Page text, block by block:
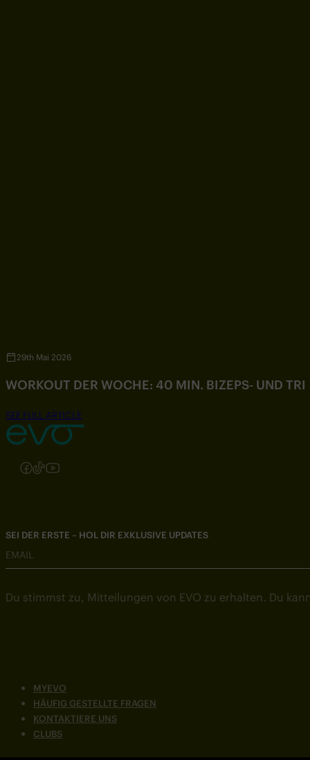
29th Mai 2026
WORKOUT DER WOCHE: 40 MIN. BIZEPS- UND
SEE FULL ARTICLE
Folgen Sie uns auf Instagram
Folgen Sie uns auf Facebook
Folgen Sie uns auf TikTok
Folgen Sie uns auf YouTube
MYEVO
HÄUFIG GESTELLTE FRAGEN
KONTAKTIERE UNS
CLUBS
SEI DER ERSTE – HOL DIR EXKLUSIVE UPDATES
EMAIL
Du stimmst zu, Mitteilungen von EVO zu erhalten. Du